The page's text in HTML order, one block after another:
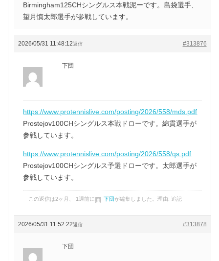
Birmingham125CHシングルス本戦泥ーです。島袋選手、
望月慎太郎選手が参戦しています。
2026/05/31 11:48:12 #313876
返信
下団
https://www.protennislive.com/posting/2026/558/mds.pdf
Prostejov100CHシングルス本戦ドローです。綿貫選手が
参戦しています。
https://www.protennislive.com/posting/2026/558/qs.pdf
Prostejov100CHシングルス予選ドローです。太郎選手が
参戦しています。
この返信は2ヶ月、 1週前に 下団が編集しました。理由: 追記
2026/05/31 11:52:22 #313878
返信
下団